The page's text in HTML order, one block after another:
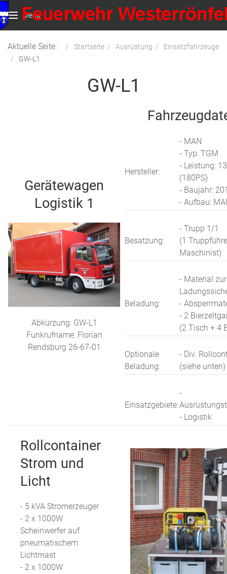
Menu
Aktuelle Seite: Startseite Ausrüstung
Einsatzfahrzeuge
GW-L1
GW-L1
Gerätewagen
Logistik 1
Abkürzung: GW-L1
Funkrufname: Florian
Rendsburg 26-67-01
Hersteller:
- MAN
- Typ: TGM
- Leistung:
(180PS)
- Baujahr:
- Aufbau:
Besatzung:
- Trupp 1/1
(1
Maschinist)
Beladung:
- Material zur
-
- 2
(2 Tisch + 4
Optionale
Beladung:
- Div.
(siehe unten)
Einsatzgebiete:
-
- Logistik
Rollcontainer
Strom und
Licht
- 5 kVA Stromerzeuger
- 2 x 1000W
Scheinwerfer auf
pneumatischem
Lichtmast
- 2 x 1000W